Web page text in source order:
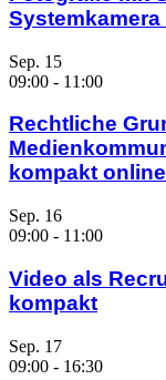
Sep. 15
09:00 - 11:00
Rechtliche
kompakt online
Sep. 16
09:00 - 11:00
Video als
kompakt
Sep. 17
09:00 - 16:30